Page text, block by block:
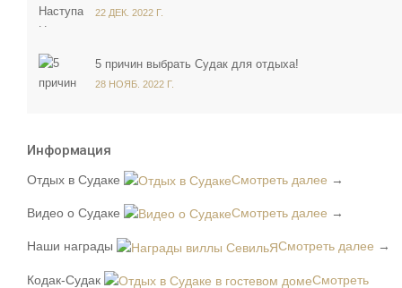
22 ДЕК. 2022 Г.
5 причин выбрать Судак для отдыха!
28 НОЯБ. 2022 Г.
Информация
Отдых в Судаке Смотреть далее →
Видео о Судаке Смотреть далее →
Наши награды Смотреть далее →
Кодак-Судак
Смотреть